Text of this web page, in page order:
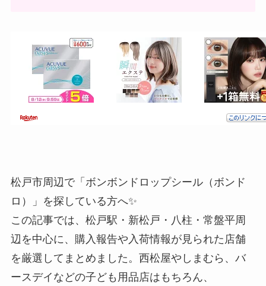
松戸市周辺で「ボンボンドロップシール（ボンド
ロ）」を探している方へ✨
この記事では、松戸駅・新松戸・八柱・常盤平周
辺を中心に、購入報告や入荷情報が見られた店舗
を厳選してまとめました。西松屋やしまむら、バ
ースデイなどの子ども用品店はもちろん、